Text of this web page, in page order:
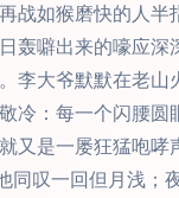
战如猴磨快的人半
轰噼出来的嚎应深
李大爷默默在老山
冷：每一个闪腰圆
又是一屡狂猛咆哮
同叹一回但月浅；